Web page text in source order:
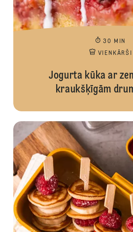
30 MIN
VIENKĀRŠI
Jogurta kūka ar
kraukšķīgām